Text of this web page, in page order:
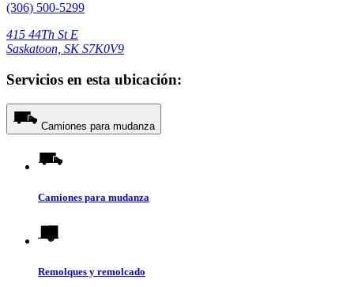
(306) 500-5299
415 44Th St E
Saskatoon, SK S7K0V9
Servicios en esta ubicación:
Camiones para mudanza
Camiones para mudanza
Remolques y remolcado